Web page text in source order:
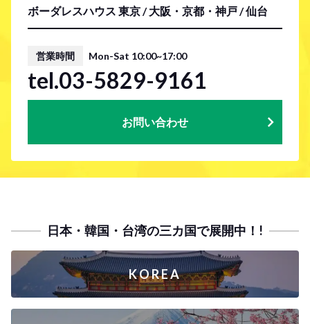
ボーダレスハウス 東京 / 大阪・京都・神戸 / 仙台
営業時間 Mon-Sat 10:00~17:00
tel.03-5829-9161
お問い合わせ
日本・韓国・台湾の三カ国で展開中！!
KOREA